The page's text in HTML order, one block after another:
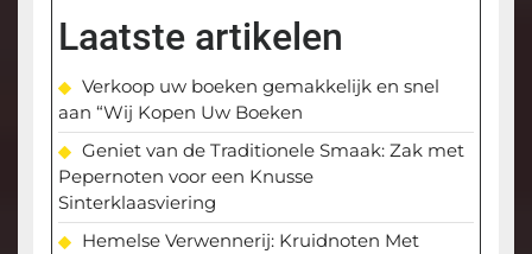
Laatste artikelen
Verkoop uw boeken gemakkelijk en snel
aan “Wij Kopen Uw Boeken
Geniet van de Traditionele Smaak: Zak met
Pepernoten voor een Knusse
Sinterklaasviering
Hemelse Verwennerij: Kruidnoten Met